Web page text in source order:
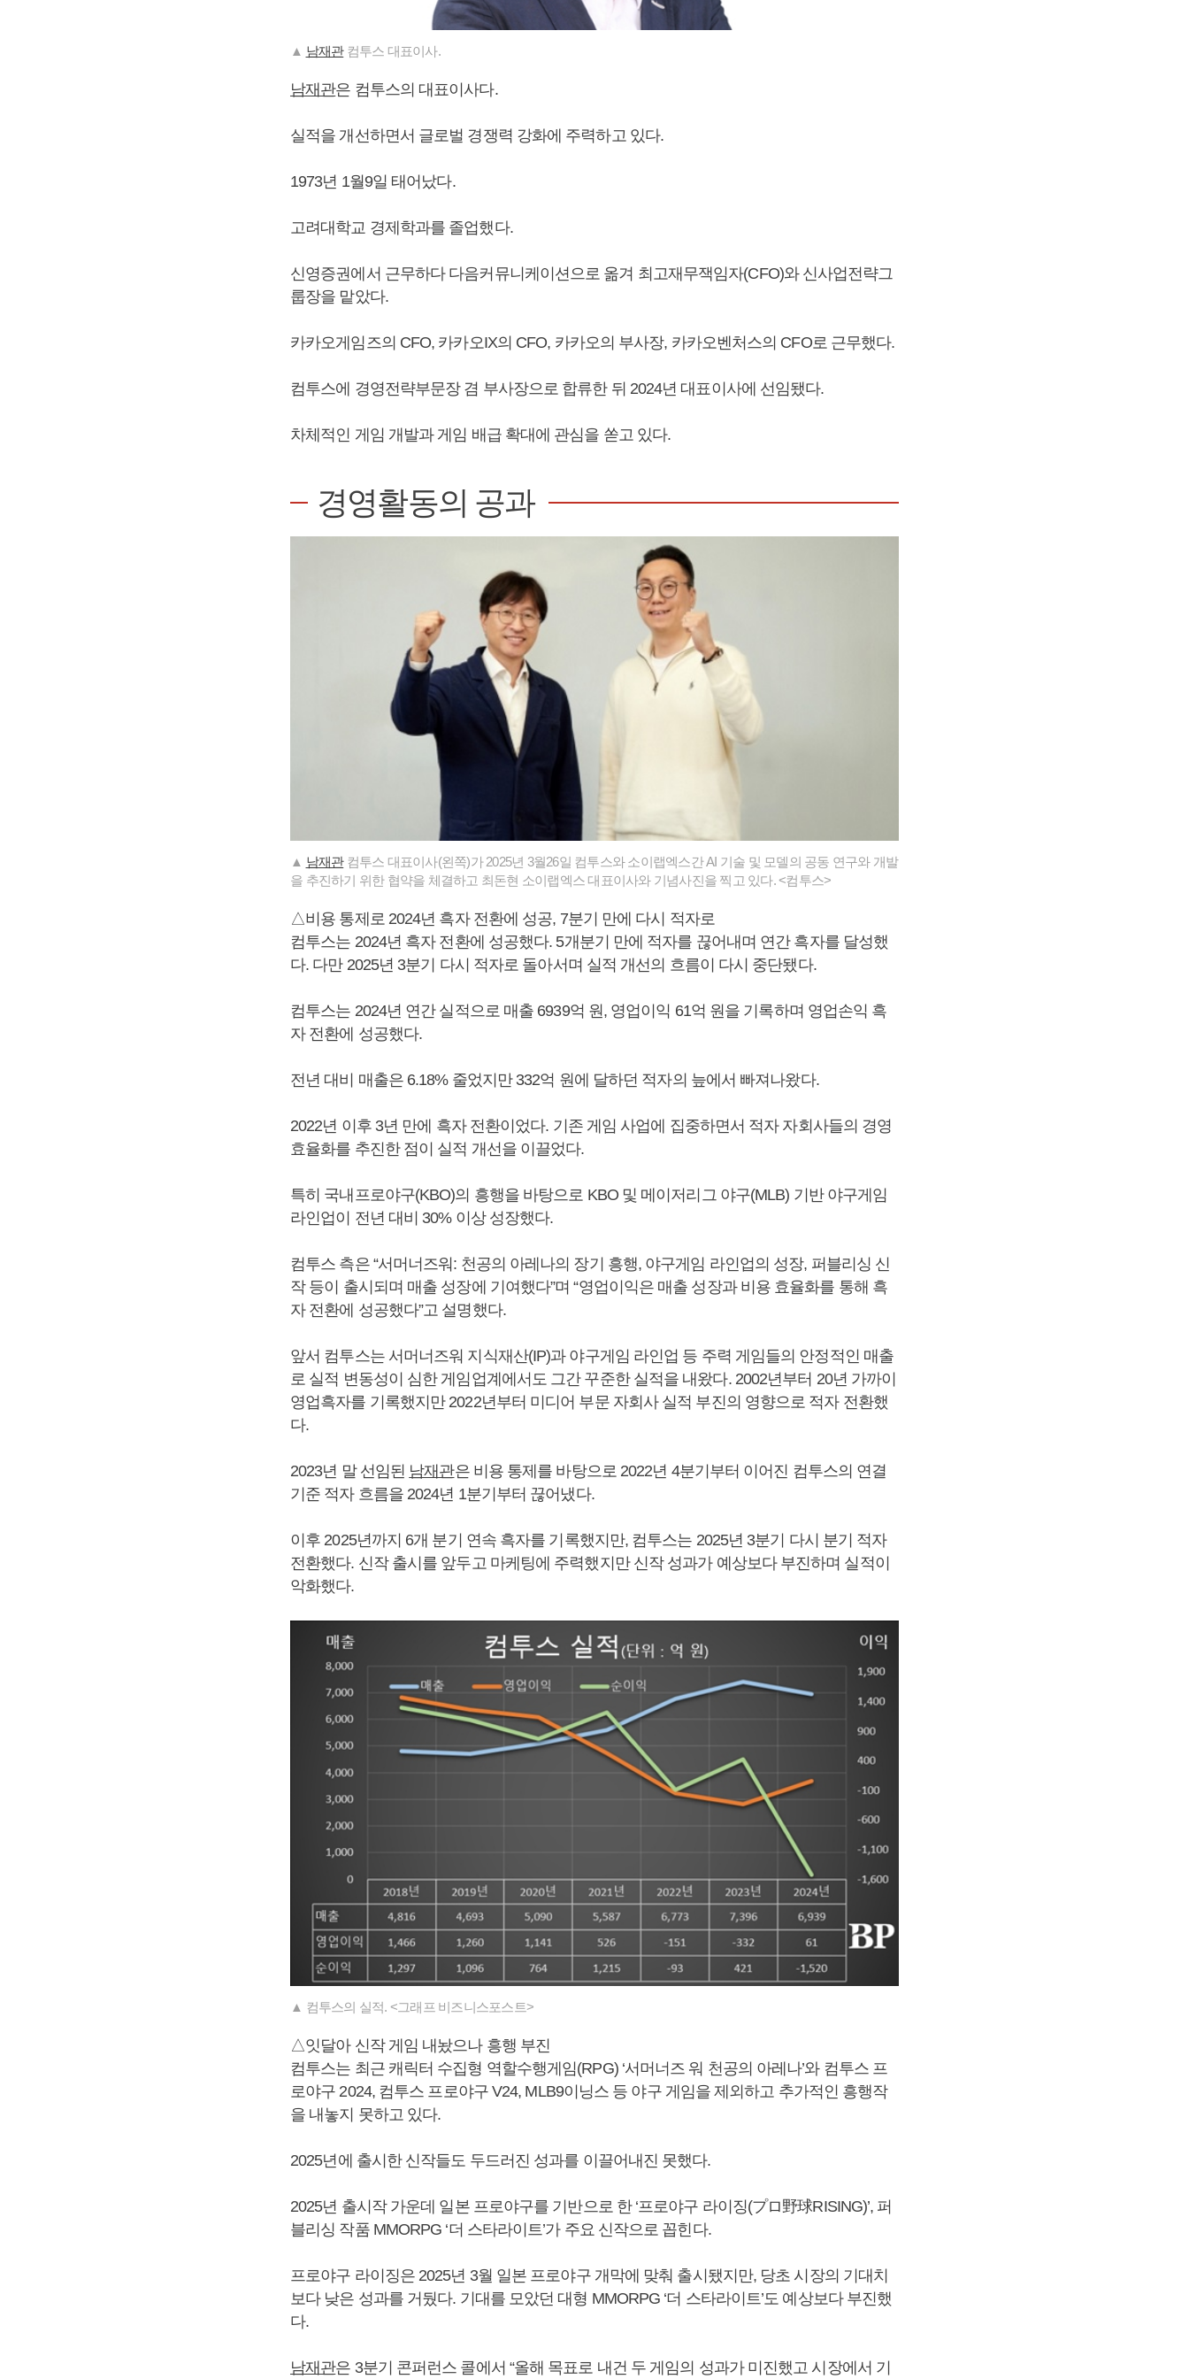
▲ 남재관컴투스 대표이사.
남재관은 컴투스의 대표이사다.
실적을 개선하면서 글로벌 경쟁력 강화에 주력하고 있다.
1973년 1월9일 태어났다.
고려대학교 경제학과를 졸업했다.
신영증권에서 근무하다 다음커뮤니케이션으로 옮겨 최고재무잭임자(CFO)와 신사업전략그
룹장을 맡았다.
카카오게임즈의 CFO, 카카오IX의 CFO, 카카오의 부사장, 카카오벤처스의 CFO로 근무했다.
컴투스에 경영전략부문장 겸 부사장으로 합류한 뒤 2024년 대표이사에 선임됐다.
차체적인 게임 개발과 게임 배급 확대에 관심을 쏟고 있다.
경영활동의 공과
▲ 남재관컴투스 대표이사(왼쪽)가 2025년 3월26일 컴투스와 소이랩엑스간 AI 기술 및 모델의 공동 연구와 개발
을 추진하기 위한 협약을 체결하고 최돈현 소이랩엑스 대표이사와 기념사진을 찍고 있다. <컴투스>
△비용 통제로 2024년 흑자 전환에 성공, 7분기 만에 다시 적자로
컴투스는 2024년 흑자 전환에 성공했다. 5개분기 만에 적자를 끊어내며 연간 흑자를 달성했
다. 다만 2025년 3분기 다시 적자로 돌아서며 실적 개선의 흐름이 다시 중단됐다.
컴투스는 2024년 연간 실적으로 매출 6939억 원, 영업이익 61억 원을 기록하며 영업손익 흑
자 전환에 성공했다.
전년 대비 매출은 6.18% 줄었지만 332억 원에 달하던 적자의 늪에서 빠져나왔다.
2022년 이후 3년 만에 흑자 전환이었다. 기존 게임 사업에 집중하면서 적자 자회사들의 경영
효율화를 추진한 점이 실적 개선을 이끌었다.
특히 국내프로야구(KBO)의 흥행을 바탕으로 KBO 및 메이저리그 야구(MLB) 기반 야구게임
라인업이 전년 대비 30% 이상 성장했다.
컴투스 측은 “서머너즈워: 천공의 아레나의 장기 흥행, 야구게임 라인업의 성장, 퍼블리싱 신
작 등이 출시되며 매출 성장에 기여했다”며 “영업이익은 매출 성장과 비용 효율화를 통해 흑
자 전환에 성공했다”고 설명했다.
앞서 컴투스는 서머너즈워 지식재산(IP)과 야구게임 라인업 등 주력 게임들의 안정적인 매출
로 실적 변동성이 심한 게임업계에서도 그간 꾸준한 실적을 내왔다. 2002년부터 20년 가까이
영업흑자를 기록했지만 2022년부터 미디어 부문 자회사 실적 부진의 영향으로 적자 전환했
다.
2023년 말 선임된 남재관은 비용 통제를 바탕으로 2022년 4분기부터 이어진 컴투스의 연결
기준 적자 흐름을 2024년 1분기부터 끊어냈다.
이후 2025년까지 6개 분기 연속 흑자를 기록했지만, 컴투스는 2025년 3분기 다시 분기 적자
전환했다. 신작 출시를 앞두고 마케팅에 주력했지만 신작 성과가 예상보다 부진하며 실적이
악화했다.
▲ 컴투스의 실적. <그래프 비즈니스포스트>
△잇달아 신작 게임 내놨으나 흥행 부진
컴투스는 최근 캐릭터 수집형 역할수행게임(RPG) ‘서머너즈 워 천공의 아레나’와 컴투스 프
로야구 2024, 컴투스 프로야구 V24, MLB9이닝스 등 야구 게임을 제외하고 추가적인 흥행작
을 내놓지 못하고 있다.
2025년에 출시한 신작들도 두드러진 성과를 이끌어내진 못했다.
2025년 출시작 가운데 일본 프로야구를 기반으로 한 ‘프로야구 라이징(プロ野球RISING)’, 퍼
블리싱 작품 MMORPG ‘더 스타라이트’가 주요 신작으로 꼽힌다.
프로야구 라이징은 2025년 3월 일본 프로야구 개막에 맞춰 출시됐지만, 당초 시장의 기대치
보다 낮은 성과를 거뒀다. 기대를 모았던 대형 MMORPG ‘더 스타라이트’도 예상보다 부진했
다.
남재관은 3분기 콘퍼런스 콜에서 “올해 목표로 내건 두 게임의 성과가 미진했고 시장에서 기